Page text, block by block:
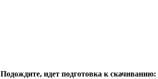
Подождите, идет подготовка к скачиванию: